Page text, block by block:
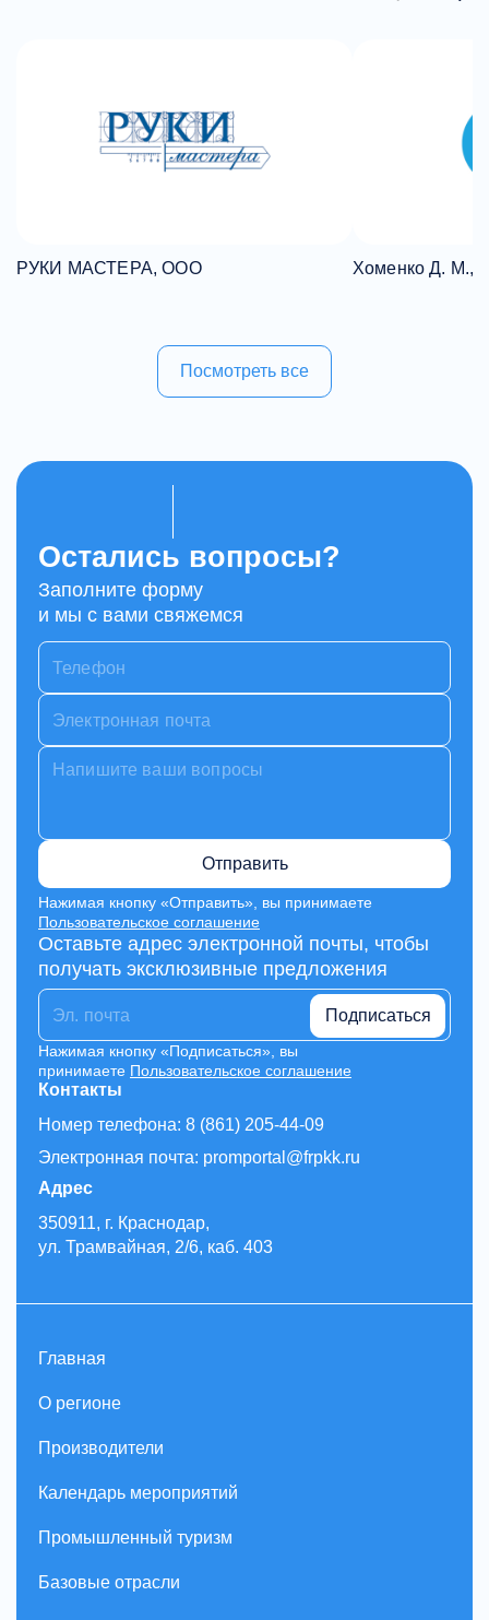
РУКИ МАСТЕРА, ООО Хоменко Д. М.,
Посмотреть все
Контакты
Номер телефона: 8 (861) 205-44-09
Электронная почта: promportal@frpkk.ru
Адрес
350911, г. Краснодар,
ул. Трамвайная, 2/6, каб. 403
Остались вопросы?
Заполните форму
и мы с вами свяжемся
Отправить
Нажимая кнопку «Отправить», вы принимаете
Пользовательское соглашение
Оставьте адрес электронной почты, чтобы
получать эксклюзивные предложения
Подписаться
Нажимая кнопку «Подписаться», вы
принимаете Пользовательское соглашение
Главная
О регионе
Производители
Календарь мероприятий
Промышленный туризм
Базовые отрасли